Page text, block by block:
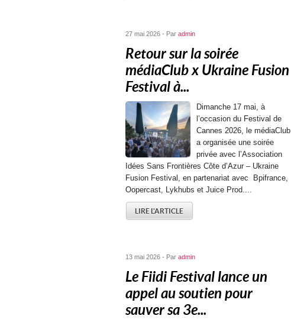
27 mai 2026 - Par admin
Retour sur la soirée
médiaClub x Ukraine Fusion
Festival à...
Dimanche 17 mai, à
l’occasion du Festival de
Cannes 2026, le médiaClub
a organisée une soirée
privée avec l’Association
Idées Sans Frontières Côte d’Azur – Ukraine
Fusion Festival, en partenariat avec Bpifrance,
Oopercast, Lykhubs et Juice Prod....
LIRE L'ARTICLE
13 mai 2026 - Par admin
Le Fiidi Festival lance un
appel au soutien pour
sauver sa 3e...